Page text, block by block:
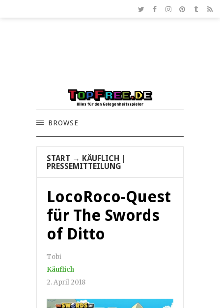
BROWSE
START → KÄUFLICH
PRESSEMITTEILUNG
LocoRoco-Quest
für The Swords
of Ditto
Tobi
Käuflich
2. April 2018